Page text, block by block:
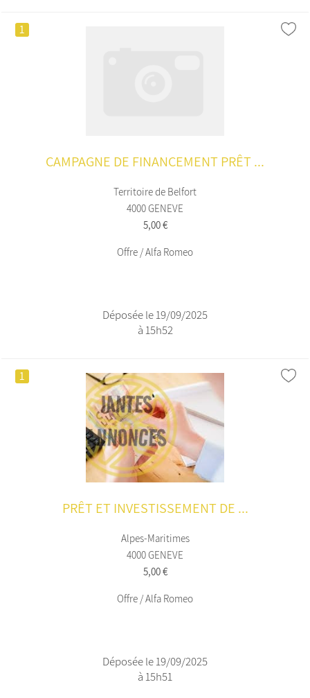
1
CAMPAGNE DE FINANCEMENT PRÊT ...
Territoire de Belfort
4000 GENEVE
5,00 €
Offre / Alfa Romeo
Déposée le 19/09/2025
à 15h52
1
PRÊT ET INVESTISSEMENT DE ...
Alpes-Maritimes
4000 GENEVE
5,00 €
Offre / Alfa Romeo
Déposée le 19/09/2025
à 15h51